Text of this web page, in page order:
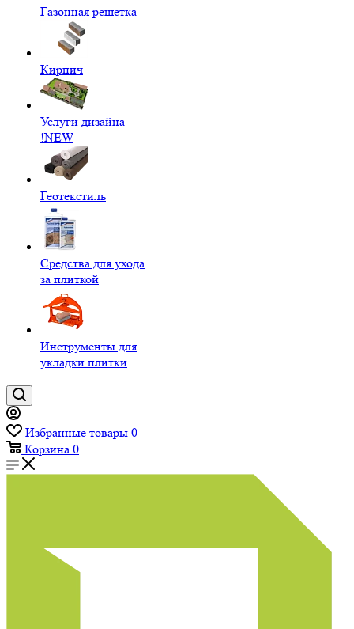
Газонная решетка
Кирпич
Услуги дизайна
!NEW
Геотекстиль
Средства для ухода
за плиткой
Инструменты для
укладки плитки
Избранные товары 0
Корзина 0